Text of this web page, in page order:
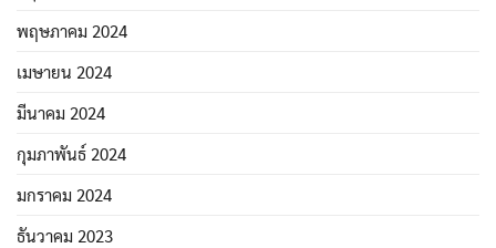
พฤษภาคม 2024
เมษายน 2024
มีนาคม 2024
กุมภาพันธ์ 2024
มกราคม 2024
ธันวาคม 2023